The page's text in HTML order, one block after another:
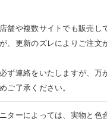
舗や複数サイトでも販売
、更新のズレによりご注
ず連絡をいたしますが、
ご了承ください。
ターによっては、実物と